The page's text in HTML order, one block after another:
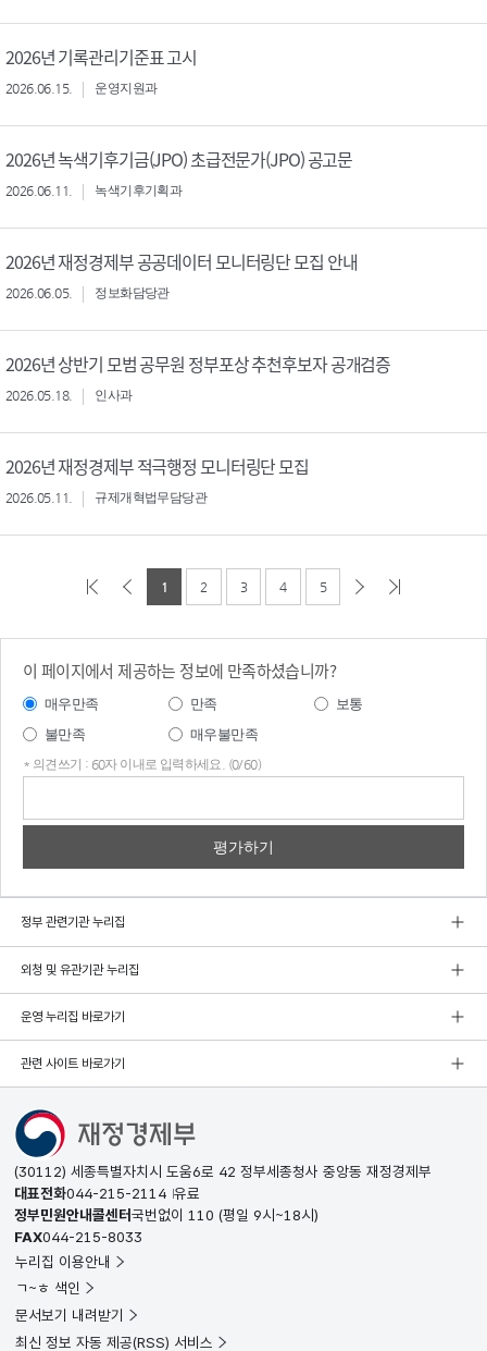
2026년 기록관리기준표 고시
2026.06.15. 운영지원과
2026년 녹색기후기금(JPO) 초급전문가(JPO) 공고문
2026.06.11. 녹색기후기획과
2026년 재정경제부 공공데이터 모니터링단 모집 안내
2026.06.05. 정보화담당관
2026년 상반기 모범 공무원 정부포상 추천후보자 공개검증
2026.05.18. 인사과
2026년 재정경제부 적극행정 모니터링단 모집
2026.05.11. 규제개혁법무담당관
1 2 3 4 5
이 페이지에서 제공하는 정보에 만족하셨습니까?
매우만족 만족
보통
불만족
매우불만족
* 의견쓰기 : 60자 이내로 입력하세요. (0/60)
정부 관련기관 누리집
외청 및 유관기관 누리집
운영 누리집 바로가기
관련 사이트 바로가기
(30112) 세종특별자치시 도움6로 42 정부세종청사 중앙동 재정경제부
대표전화044-215-2114 유료
정부민원안내콜센터국번없이 110 (평일 9시~18시)
FAX044-215-8033
누리집 이용안내
ㄱ~ㅎ 색인
문서보기 내려받기
최신 정보 자동 제공(RSS) 서비스